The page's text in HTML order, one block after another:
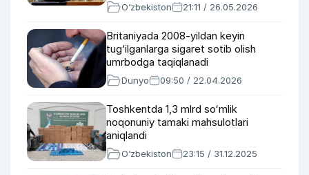
O‘zbekiston 21:11 / 26.05.2026
Britaniyada 2008-yildan keyin
tug‘ilganlarga sigaret sotib olish
umrbodga taqiqlanadi
Dunyo 09:50 / 22.04.2026
Toshkentda 1,3 mlrd soʻmlik
noqonuniy tamaki mahsulotlari
aniqlandi
O‘zbekiston 23:15 / 31.12.2025